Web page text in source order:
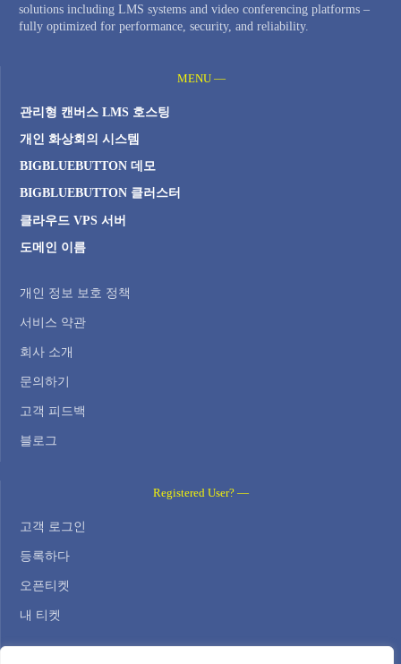
solutions including LMS systems and video conferencing platforms –
fully optimized for performance, security, and reliability.
MENU —
관리형 캔버스 LMS 호스팅
개인 화상회의 시스템
BIGBLUEBUTTON 데모
BIGBLUEBUTTON 클러스터
클라우드 VPS 서버
도메인 이름
개인 정보 보호 정책
서비스 약관
회사 소개
문의하기
고객 피드백
블로그
Registered User? —
고객 로그인
등록하다
오픈티켓
내 티켓